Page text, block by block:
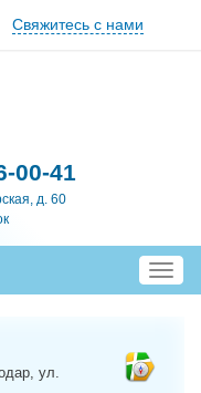
Свяжитесь с нами
00-41
д. 60
T
o
ул.